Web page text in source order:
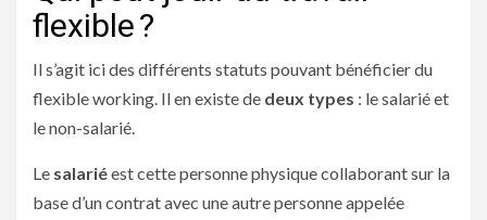
flexible ?
Il s’agit ici des différents statuts pouvant bénéficier du
flexible working. Il en existe de deux types : le salarié et
le non-salarié.
Le salariéest cette personne physique collaborant sur la
base d’un contrat avec une autre personne appelée